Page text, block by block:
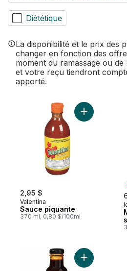
Diététique
La disponibilité et le prix des
changer en fonction des
moment du ramassage ou
et votre reçu tiendront
apporté.
2,95 $
Valentina
Sauce piquante
370 ml, 0,80 $/100ml
Ajouter
Ajouter